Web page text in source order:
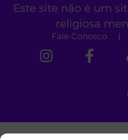
Este site não é um
religiosa
Fale Conosco